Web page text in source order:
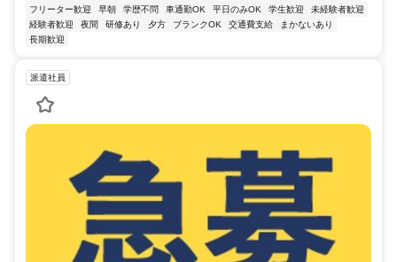
フリーター歓迎
早朝 学歴不問 車通勤OK 平日のみOK 学生歓迎
未経験者歓迎
経験者歓迎
夜間 研修あり 夕方 ブランクOK 交通費支給
まかないあり
長期歓迎
派遣社員